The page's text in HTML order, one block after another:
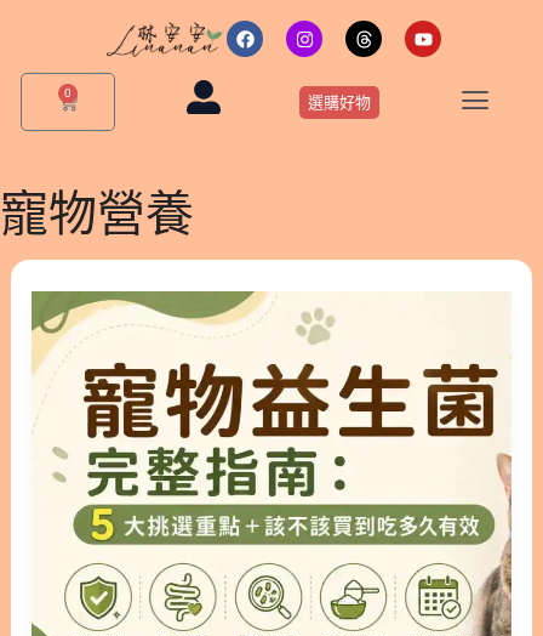
F
a
c
I
n
s
t
a
g
T
h
r
e
a
d
Y
o
u
0
購
物
籃
選購好物
寵物營養
益
生
菌